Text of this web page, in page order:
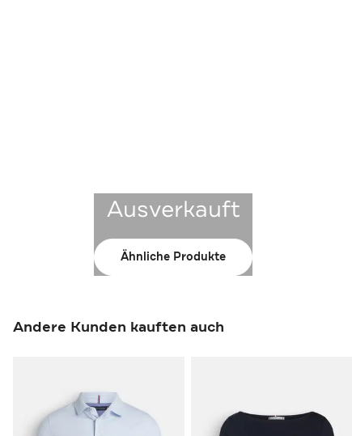
Ausverkauft
Ähnliche Produkte
Andere Kunden kauften auch